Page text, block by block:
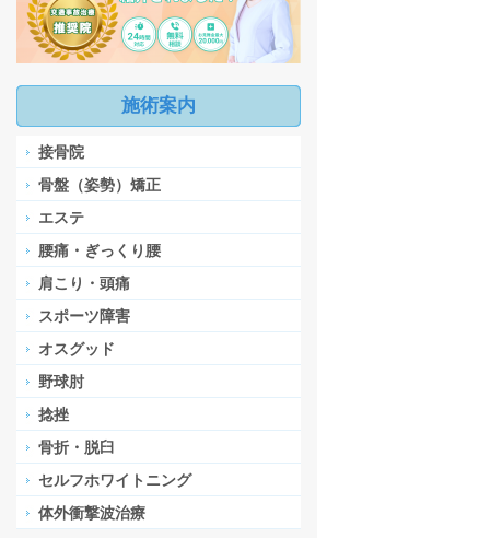
施術案内
接骨院
骨盤（姿勢）矯正
エステ
腰痛・ぎっくり腰
肩こり・頭痛
スポーツ障害
オスグッド
野球肘
捻挫
骨折・脱臼
セルフホワイトニング
体外衝撃波治療